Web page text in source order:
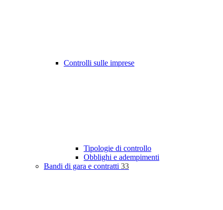
Controlli sulle imprese
Tipologie di controllo
Obblighi e adempimenti
Bandi di gara e contratti 33